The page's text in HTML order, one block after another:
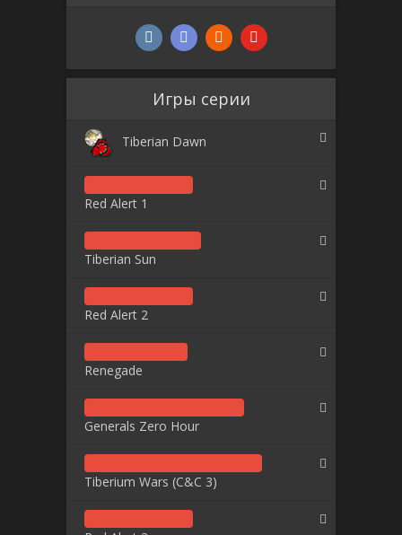
Игры серии
Tiberian Dawn
Red Alert 1
Tiberian Sun
Red Alert 2
Renegade
Generals Zero Hour
Tiberium Wars (C&C 3)